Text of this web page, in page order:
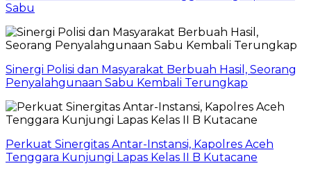
Sabu
Sinergi Polisi dan Masyarakat Berbuah Hasil, Seorang
Penyalahgunaan Sabu Kembali Terungkap
Perkuat Sinergitas Antar-Instansi, Kapolres Aceh
Tenggara Kunjungi Lapas Kelas II B Kutacane